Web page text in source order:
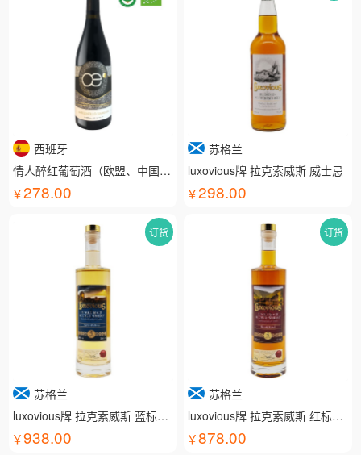
西班牙
情人醉红葡萄酒（欧盟、中国有机认证）
278.00
苏格兰
luxovious牌 拉克索威斯 威士忌
298.00
订货
苏格兰
luxovious牌 拉克索威斯 蓝标威士忌
938.00
订货
苏格兰
luxovious牌 拉克索威斯 红标威士忌
878.00